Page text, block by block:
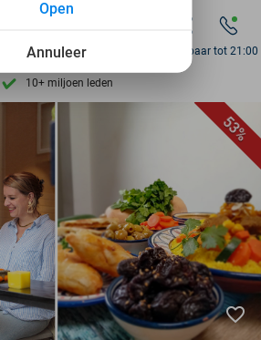
10+ miljoen leden
Ontdek 15.000+ deals
7 dagen per week beschikbaar
10+ miljoen leden
Bereikbaar tot 21:00
53%
favorite_border
Annuleer
Open